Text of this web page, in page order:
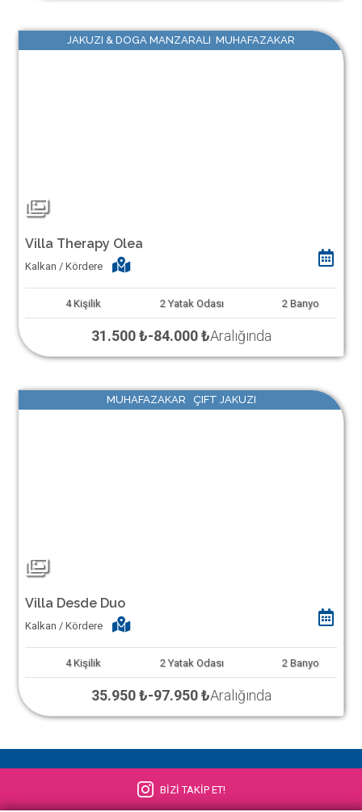
JAKUZI & DOGA MANZARALI MUHAFAZAKAR
Villa Therapy Olea
Kalkan / Kördere
4 Kişilik 2 Yatak Odası 2 Banyo
31.500 ₺-84.000 ₺Aralığında
MUHAFAZAKAR ÇIFT JAKUZI
Villa Desde Duo
Kalkan / Kördere
4 Kişilik 2 Yatak Odası 2 Banyo
35.950 ₺-97.950 ₺Aralığında
BİZİ TAKİP ET!